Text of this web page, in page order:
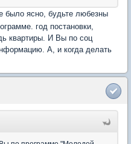
было ясно, будьте любезны
год постановки,
квартиры. И Вы по соц
А, и когда делать